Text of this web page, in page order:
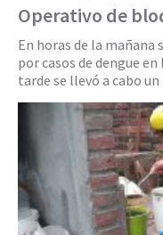
Operativo de
En horas de la
por casos de dengue
tarde se llevó a cabo